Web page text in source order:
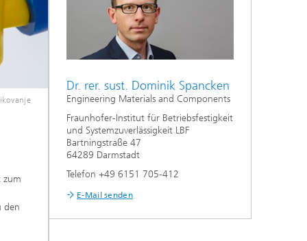
zum
den
Dr. rer. sust. Dominik Spancken
Engineering Materials and Components
Fraunhofer-Institut für Betriebsfestigkeit
und Systemzuverlässigkeit LBF
Bartningstraße 47
64289 Darmstadt
Telefon +49 6151 705-412
E-Mail senden